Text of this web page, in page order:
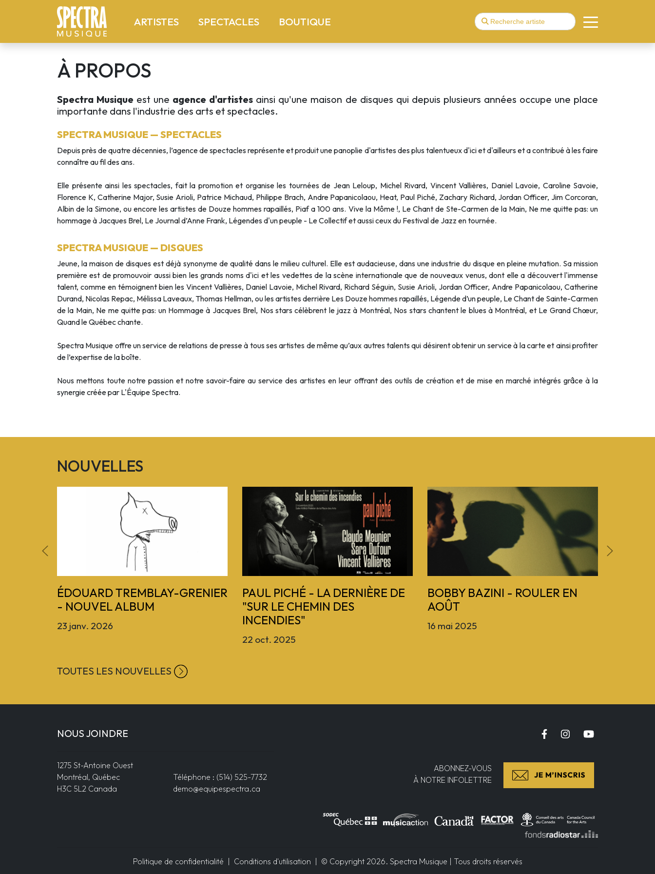
ARTISTES(current)SPECTACLES(current)BOUTIQUE
À PROPOS
Spectra Musique est une agence d'artistes ainsi qu'une maison de disques qui depuis plusieurs années occupe une place
importante dans l'industrie des arts et spectacles.
SPECTRA MUSIQUE — SPECTACLES
Depuis près de quatre décennies, l’agence de spectacles représente et produit une panoplie d'artistes des plus talentueux d'ici et d'ailleurs et a contribué à les faire
connaître au fil des ans.
Elle présente ainsi les spectacles, fait la promotion et organise les tournées de Jean Leloup, Michel Rivard, Vincent Vallières, Daniel Lavoie, Caroline Savoie,
Florence K, Catherine Major, Susie Arioli, Patrice Michaud, Philippe Brach, Andre Papanicolaou, Heat, Paul Piché, Zachary Richard, Jordan Officer, Jim Corcoran,
Albin de la Simone, ou encore les artistes de Douze hommes rapaillés, Piaf a 100 ans. Vive la Môme !, Le Chant de Ste-Carmen de la Main, Ne me quitte pas: un
hommage à Jacques Brel, Le Journal d’Anne Frank, Légendes d'un peuple - Le Collectif et aussi ceux du Festival de Jazz en tournée.
SPECTRA MUSIQUE — DISQUES
Jeune, la maison de disques est déjà synonyme de qualité dans le milieu culturel. Elle est audacieuse, dans une industrie du disque en pleine mutation. Sa mission
première est de promouvoir aussi bien les grands noms d'ici et les vedettes de la scène internationale que de nouveaux venus, dont elle a découvert l'immense
talent, comme en témoignent bien les Vincent Vallières, Daniel Lavoie, Michel Rivard, Richard Séguin, Susie Arioli, Jordan Officer, Andre Papanicolaou, Catherine
Durand, Nicolas Repac, Mélissa Laveaux, Thomas Hellman, ou les artistes derrière Les Douze hommes rapaillés, Légende d’un peuple, Le Chant de Sainte-Carmen
de la Main, Ne me quitte pas: un Hommage à Jacques Brel, Nos stars célèbrent le jazz à Montréal, Nos stars chantent le blues à Montréal, et Le Grand Chœur,
Quand le Québec chante.
Spectra Musique offre un service de relations de presse à tous ses artistes de même qu’aux autres talents qui désirent obtenir un service à la carte et ainsi profiter
de l’expertise de la boîte.
Nous mettons toute notre passion et notre savoir-faire au service des artistes en leur offrant des outils de création et de mise en marché intégrés grâce à la
synergie créée par L'Équipe Spectra.
NOUVELLES
ÉDOUARD TREMBLAY-GRENIER
- NOUVEL ALBUM
23 janv. 2026
PAUL PICHÉ - LA DERNIÈRE DE
"SUR LE CHEMIN DES
INCENDIES"
22 oct. 2025
BOBBY BAZINI - ROULER EN
AOÛT
16 mai 2025
Previous
TOUTES LES NOUVELLES
NOUS JOINDRE
1275 St-Antoine Ouest
Montréal, Québec
H3C 5L2 Canada
Téléphone : (514) 525-7732
demo@equipespectra.ca
ABONNEZ-VOUS
À NOTRE INFOLETTRE
Politique de confidentialité Conditions d'utilisation | © Copyright 2026. Spectra Musique | Tous droits réservés